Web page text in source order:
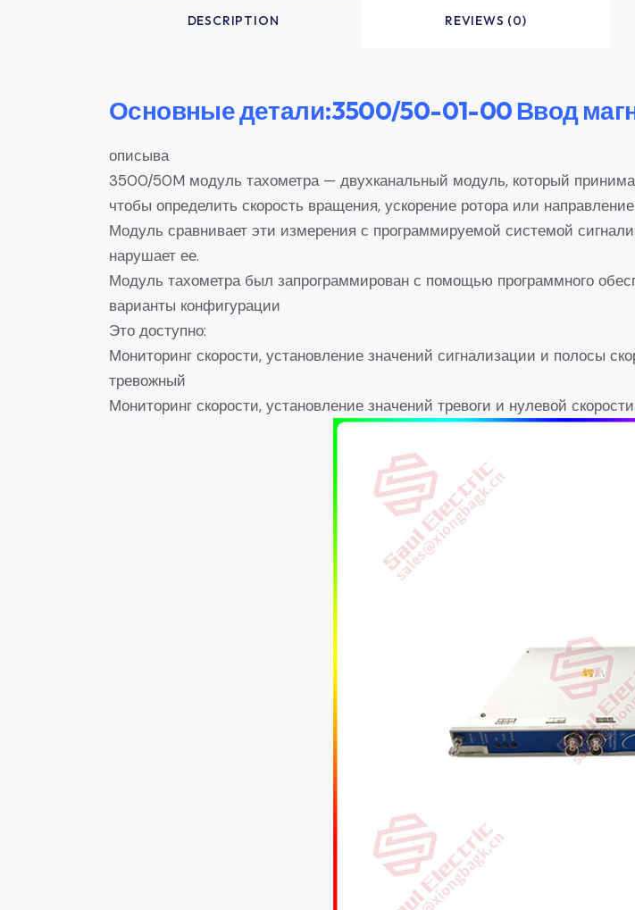
DESCRIPTION REVIEWS (0)
Основные детали:3500/50-01-00 Ввод
описыва
3500/50M модуль тахометра — двухканальный модуль, который
чтобы определить скорость вращения, ускорение ротора или
Модуль сравнивает эти измерения с программируемой системой
нарушает ее.
Модуль тахометра был запрограммирован с помощью программного
варианты конфигурации
Это доступно:
Мониторинг скорости, установление значений сигнализации и полосы
тревожный
Мониторинг скорости, установление значений тревоги и нулевой скорости